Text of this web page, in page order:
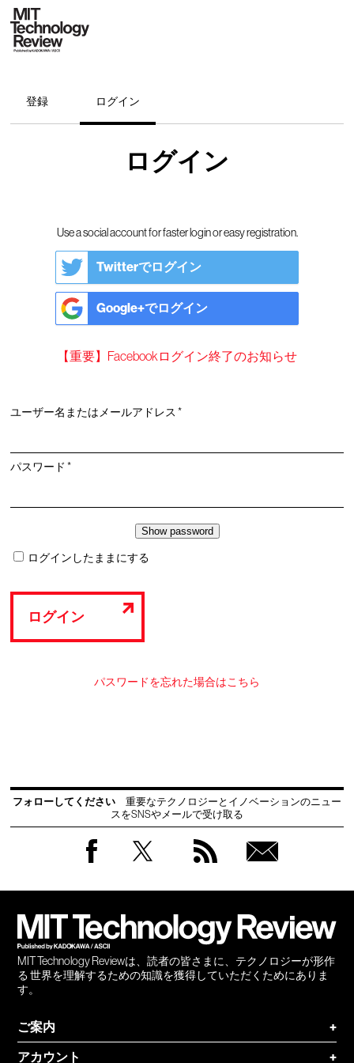
登録 ログイン
ログイン
Use a social account for faster login or easy registration.
Twitterでログイン
Google+でログイン
【重要】Facebookログイン終了のお知らせ
ユーザー名またはメールアドレス*必
パスワード*必
ログインしたままにする
ログイン
パスワードを忘れた場合はこちら
フォローしてください
重要なテクノロジーとイノベーションのニュー
スをSNSやメールで受け取る
MIT Technology Reviewは、読者の皆さまに、テクノロジーが形作
る 世界を理解するための知識を獲得していただくためにありま
す。
ご案内
+
アカウント
+